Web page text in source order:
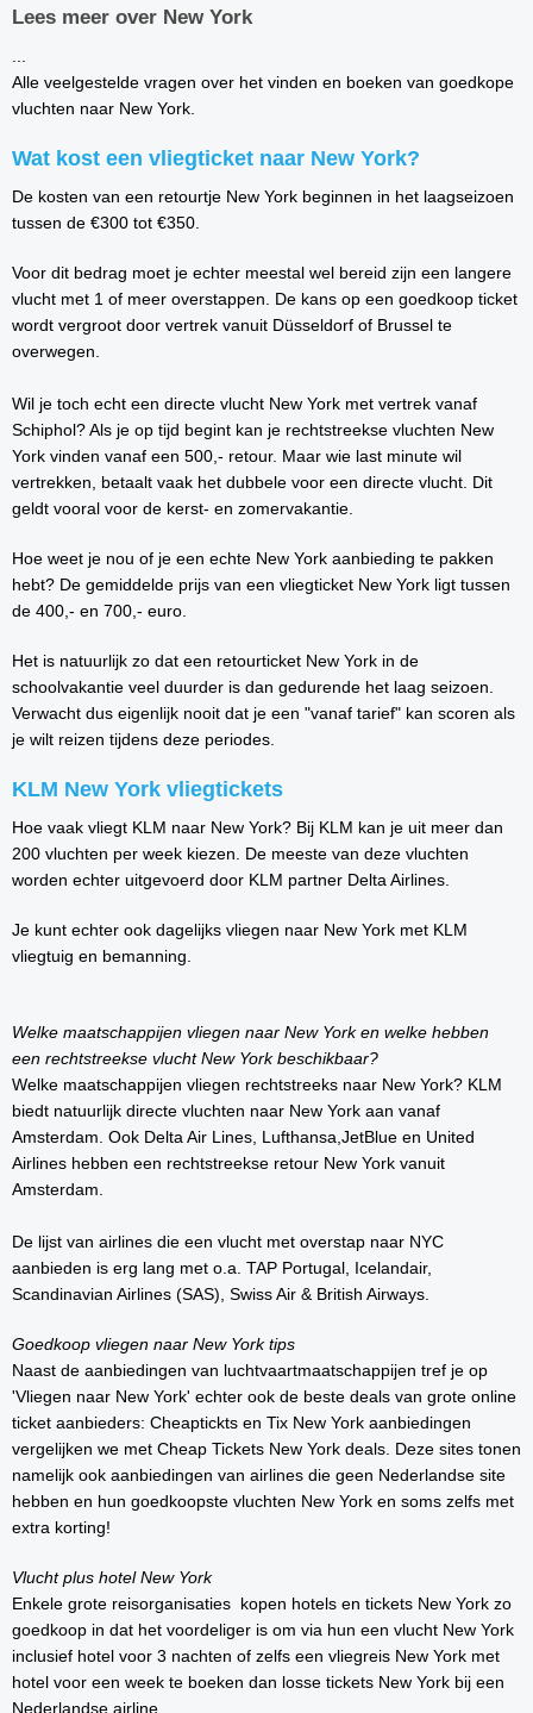
Lees meer over New York
...
Alle veelgestelde vragen over het vinden en boeken van goedkope
vluchten naar New York.
Wat kost een vliegticket naar New York?
De kosten van een retourtje New York beginnen in het laagseizoen
tussen de €300 tot €350.
Voor dit bedrag moet je echter meestal wel bereid zijn een langere
vlucht met 1 of meer overstappen. De kans op een goedkoop ticket
wordt vergroot door vertrek vanuit Düsseldorf of Brussel te
overwegen.
Wil je toch echt een directe vlucht New York met vertrek vanaf
Schiphol? Als je op tijd begint kan je rechtstreekse vluchten New
York vinden vanaf een 500,- retour. Maar wie last minute wil
vertrekken, betaalt vaak het dubbele voor een directe vlucht. Dit
geldt vooral voor de kerst- en zomervakantie.
Hoe weet je nou of je een echte New York aanbieding te pakken
hebt? De gemiddelde prijs van een vliegticket New York ligt tussen
de 400,- en 700,- euro.
Het is natuurlijk zo dat een retourticket New York in de
schoolvakantie veel duurder is dan gedurende het laag seizoen.
Verwacht dus eigenlijk nooit dat je een "vanaf tarief" kan scoren als
je wilt reizen tijdens deze periodes.
KLM New York vliegtickets
Hoe vaak vliegt KLM naar New York? Bij KLM kan je uit meer dan
200 vluchten per week kiezen. De meeste van deze vluchten
worden echter uitgevoerd door KLM partner Delta Airlines.
Je kunt echter ook dagelijks vliegen naar New York met KLM
vliegtuig en bemanning.
Welke maatschappijen vliegen naar New York en welke hebben
een rechtstreekse vlucht New York beschikbaar?
Welke maatschappijen vliegen rechtstreeks naar New York? KLM
biedt natuurlijk directe vluchten naar New York aan vanaf
Amsterdam. Ook Delta Air Lines, Lufthansa,JetBlue en United
Airlines hebben een rechtstreekse retour New York vanuit
Amsterdam.
De lijst van airlines die een vlucht met overstap naar NYC
aanbieden is erg lang met o.a. TAP Portugal, Icelandair,
Scandinavian Airlines (SAS), Swiss Air & British Airways.
Goedkoop vliegen naar New York tips
Naast de aanbiedingen van luchtvaartmaatschappijen tref je op
'Vliegen naar New York' echter ook de beste deals van grote online
ticket aanbieders: Cheaptickts en Tix New York aanbiedingen
vergelijken we met Cheap Tickets New York deals. Deze sites tonen
namelijk ook aanbiedingen van airlines die geen Nederlandse site
hebben en hun goedkoopste vluchten New York en soms zelfs met
extra korting!
Vlucht plus hotel New York
Enkele grote reisorganisaties kopen hotels en tickets New York zo
goedkoop in dat het voordeliger is om via hun een vlucht New York
inclusief hotel voor 3 nachten of zelfs een vliegreis New York met
hotel voor een week te boeken dan losse tickets New York bij een
Nederlandse airline.